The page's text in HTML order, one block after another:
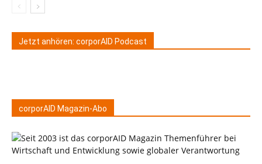
Jetzt anhören: corporAID Podcast
corporAID Magazin-Abo